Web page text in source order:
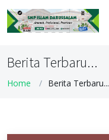
Berita Terbaru...
Home Berita Terbaru...